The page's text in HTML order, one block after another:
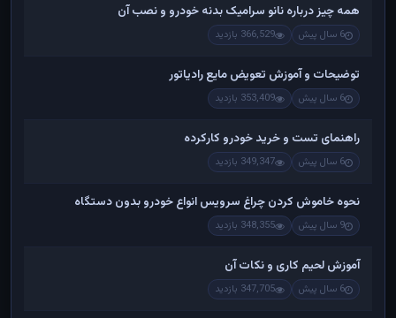
همه چیز درباره نانو سرامیک بدنه خودرو و نصب آن
6 سال پیش 366,529 بازدید
توضیحات و آموزش تعویض مایع رادیاتور
6 سال پیش 353,409 بازدید
راهنمای تست و خريد خودرو کارکرده
6 سال پیش 349,347 بازدید
نحوه خاموش کردن چراغ سرویس انواع خودرو بدون دستگاه
9 سال پیش 348,355 بازدید
آموزش لحیم کاری و نکات آن
6 سال پیش 347,705 بازدید